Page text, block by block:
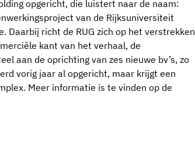
opgericht, die luistert naar de naam:
van de Rijksuniversiteit
Daarbij richt de RUG zich op het verstrekken
kant van het verhaal, de
aan de oprichting van zes nieuwe bv’s, zo
vorig jaar al opgericht, maar krijgt een
Meer informatie is te vinden op de